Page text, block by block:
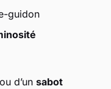
guidon
ou d’un sabot